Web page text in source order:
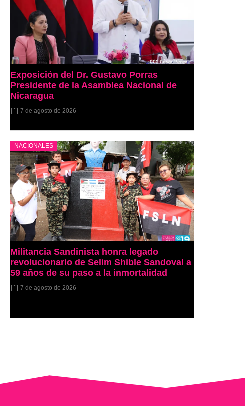
Exposición del Dr. Gustavo Porras
Presidente de la Asamblea Nacional de
Nicaragua
7 de agosto de 2026
NACIONALES
Militancia Sandinista honra legado
revolucionario de Selim Shible Sandoval a
59 años de su paso a la inmortalidad
7 de agosto de 2026